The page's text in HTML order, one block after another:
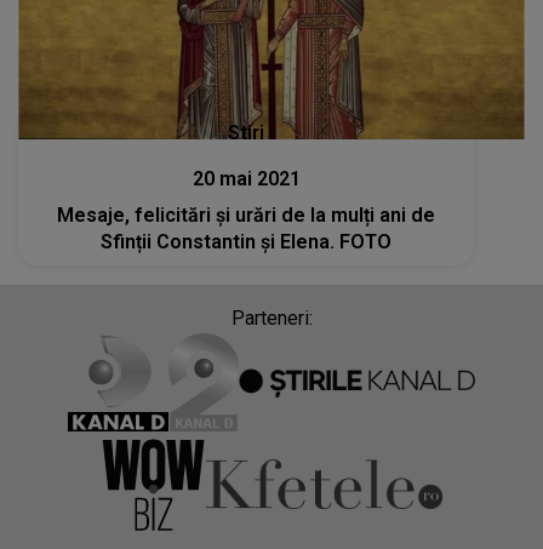
Stiri
20 mai 2021
Mesaje, felicitări și urări de la mulți ani de
Sfinții Constantin și Elena. FOTO
Parteneri: